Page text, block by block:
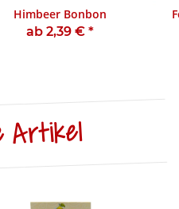
Himbeer Bonbon
ab 2,39 € *
Artikel